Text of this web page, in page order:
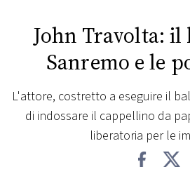
RADIO
WEB
PLAYLIST
John Travolta:
Sanremo e le
L'attore, costretto a eseguire il
di indossare il cappellino da
liberatoria per le